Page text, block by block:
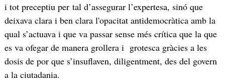
i tot preceptiu per tal d’assegurar l’expertesa, sinó que
deixava clara i ben clara l'opacitat antidemocràtica amb la
qual s’actuava i que va passar sense més crítica que la que
es va ofegar de manera grollera i grotesca gràcies a les
dosis de por que s’insuflaven, diligentment, des del govern
a la ciutadania.